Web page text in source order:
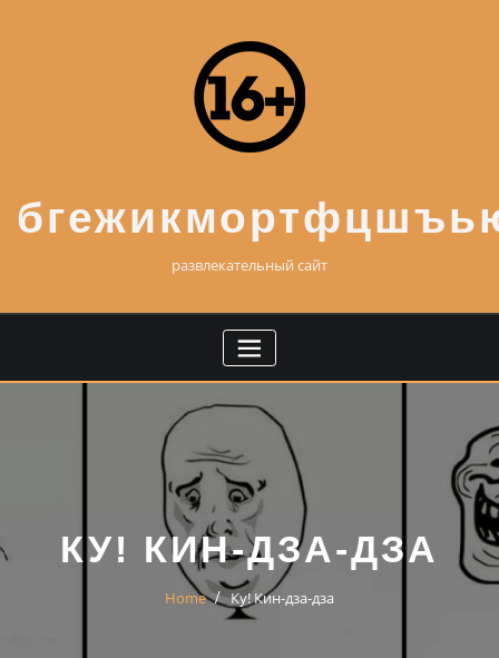
развлекательный сайт
КУ! КИН-ДЗА-ДЗА
Home Ку! Кин-дза-дза